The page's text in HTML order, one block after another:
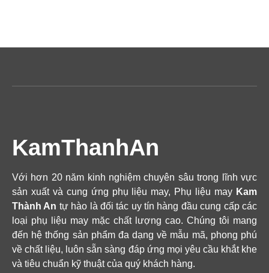
KamThanhAn
Với hơn 20 năm kinh nghiệm chuyên sâu trong lĩnh vực
sản xuất và cung ứng phụ liệu may, Phụ liệu may Kam
Thành An tự hào là đối tác uy tín hàng đầu cung cấp các
loại phụ liệu may mặc chất lượng cao. Chúng tôi mang
đến hệ thống sản phẩm đa dạng về mẫu mã, phong phú
về chất liệu, luôn sẵn sàng đáp ứng mọi yêu cầu khắt khe
và tiêu chuẩn kỹ thuật của quý khách hàng.